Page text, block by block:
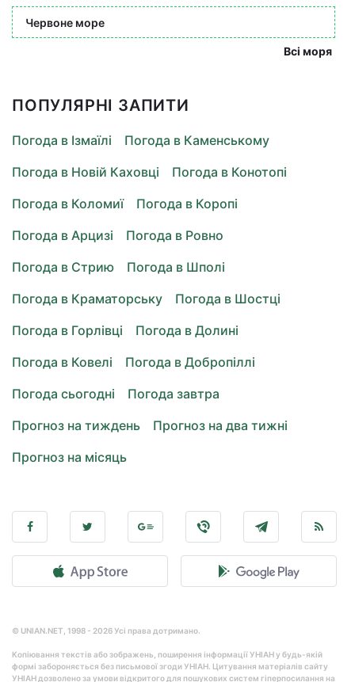
Червоне море
Всі моря
ПОПУЛЯРНІ ЗАПИТИ
Погода в Ізмаїлі
Погода в Каменському
Погода в Новій Каховці
Погода в Конотопі
Погода в Коломиї
Погода в Коропі
Погода в Арцизі
Погода в Ровно
Погода в Стрию
Погода в Шполі
Погода в Краматорську
Погода в Шостці
Погода в Горлівці
Погода в Долині
Погода в Ковелі
Погода в Добропіллі
Погода сьогодні
Погода завтра
Прогноз на тиждень
Прогноз на два тижні
Прогноз на місяць
© UNIAN.NET, 1998 - 2026 Усі права дотримано.
Копіювання текстів або зображень, поширення інформації УНІАН у будь-якій
формі забороняється без письмової згоди УНІАН. Цитування матеріалів сайту
УНІАН дозволено за умови відкритого для пошукових систем гіперпосилання на